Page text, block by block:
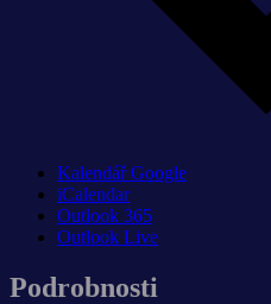
Kalendář Google
iCalendar
Outlook 365
Outlook Live
Podrobnosti